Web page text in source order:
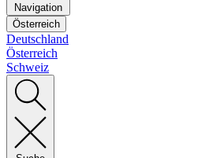
Navigation
Österreich
Deutschland
Österreich
Schweiz